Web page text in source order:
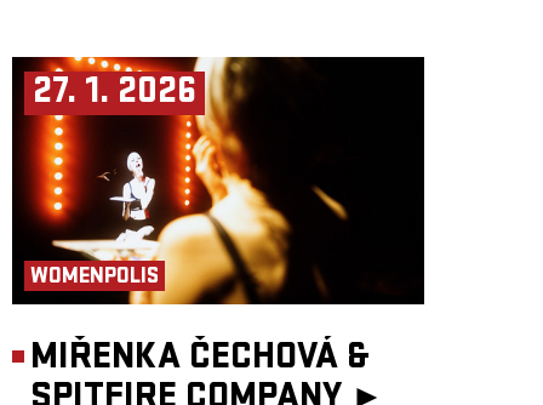
27. 1. 2026
WOMENPOLIS
MIŘENKA ČECHOVÁ &